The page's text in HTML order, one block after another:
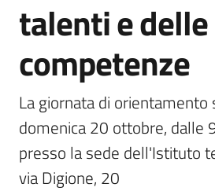
Vivere
il
Comune
Menu selezionato
Prenotazione
talenti e delle
competenze
La giornata di orientamento
domenica 20 ottobre, dalle
presso la sede dell'Istituto
via Digione, 20